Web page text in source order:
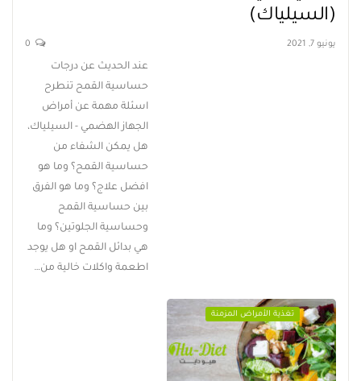
(السيلياك)
يونيو 7, 2021
عند الحديث عن درجات
حساسية القمح تنطرح
اسئلة مهمة عن أمراض
الجهاز الهضمي - السيلياك،
هل يمكن الشفاء من
حساسية القمح؟ وما هو
افضل علاج؟ وما هو الفرق
بين حساسية القمح
وحساسية الجلوتين؟ وما
هي بدائل القمح او هل يوجد
اطعمة واكلات خالية من…
تغذية الأمراض المزمنة